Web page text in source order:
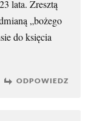
lata. Zresztą
„bożego
do księcia
ODPOWIEDZ